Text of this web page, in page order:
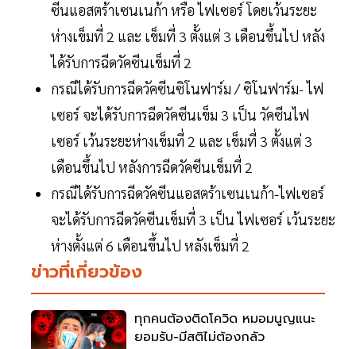
ซีนแอสตร้าเซนเนก้า หรือ ไฟเซอร์ โดยเว้นระยะ
ห่างเข็มที่ 2 และ เข็มที่ 3 ตั้งแต่ 3 เดือนขึ้นไป หลัง
ได้รับการฉีดวัคซีนเข็มที่ 2
กรณีได้รับการฉีดวัคซีนซิโนฟาร์ม / ซิโนฟาร์ม- ไฟ
เซอร์ จะได้รับการฉีดวัคซีนเข็ม 3 เป็น วัคซีนไฟ
เซอร์ เว้นระยะห่างเข็มที่ 2 และ เข็มที่ 3 ตั้งแต่ 3
เดือนขึ้นไป หลังการฉีดวัคซีนเข็มที่ 2
กรณีได้รับการฉีดวัคซีนแอสตร้าเซนเนก้า-ไฟเซอร์
จะได้รับการฉีดวัคซีนเข็มที่ 3 เป็น ไฟเซอร์ เว้นระยะ
ห่างตั้งแต่ 6 เดือนขึ้นไป หลังเข็มที่ 2
ข่าวที่เกี่ยวข้อง
ทุกคนต้องติดโควิด หมอมนูญแนะ
ยอมรับ-มีสติไม่ต้องกลัว